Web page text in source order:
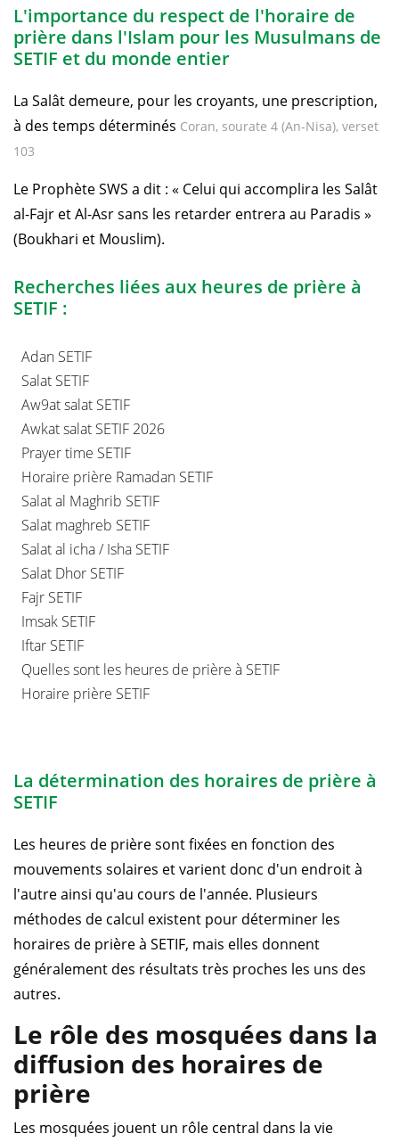
L'importance du respect de l'horaire de
prière dans l'Islam pour les Musulmans de
SETIF et du monde entier
La Salât demeure, pour les croyants, une prescription,
à des temps déterminés Coran, sourate 4 (An-Nisa), verset
103
Le Prophète SWS a dit : « Celui qui accomplira les Salât
al-Fajr et Al-Asr sans les retarder entrera au Paradis »
(Boukhari et Mouslim).
Recherches liées aux heures de prière à
SETIF :
Adan SETIF
Salat SETIF
Aw9at salat SETIF
Awkat salat SETIF 2026
Prayer time SETIF
Horaire prière Ramadan SETIF
Salat al Maghrib SETIF
Salat maghreb SETIF
Salat al icha / Isha SETIF
Salat Dhor SETIF
Fajr SETIF
Imsak SETIF
Iftar SETIF
Quelles sont les heures de prière à SETIF
Horaire prière SETIF
La détermination des horaires de prière à
SETIF
Les heures de prière sont fixées en fonction des
mouvements solaires et varient donc d'un endroit à
l'autre ainsi qu'au cours de l'année. Plusieurs
méthodes de calcul existent pour déterminer les
horaires de prière à SETIF, mais elles donnent
généralement des résultats très proches les uns des
autres.
Le rôle des mosquées dans la
diffusion des horaires de
prière
Les mosquées jouent un rôle central dans la vie